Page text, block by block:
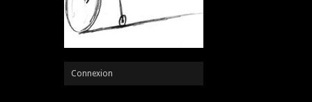
Connexion